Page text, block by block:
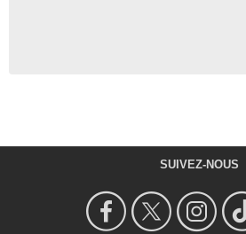
SUIVEZ-NOUS